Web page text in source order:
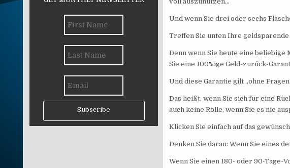
Und wenn Sie drei oder sechs
Treffen Sie unten Ihre
Denn wenn Sie heute eine beliebige
Sie eine 100%ige Geld-zurück-
Und diese Garantie gilt „ohne
Das heißt, wenn Sie sich für eine
auch keine Rolle, wenn Sie es nie
Klicken Sie einfach auf das
Denken Sie daran: Wenn Sie eines
Wenn Sie einen 180- oder 90-Tage-
Subscribe